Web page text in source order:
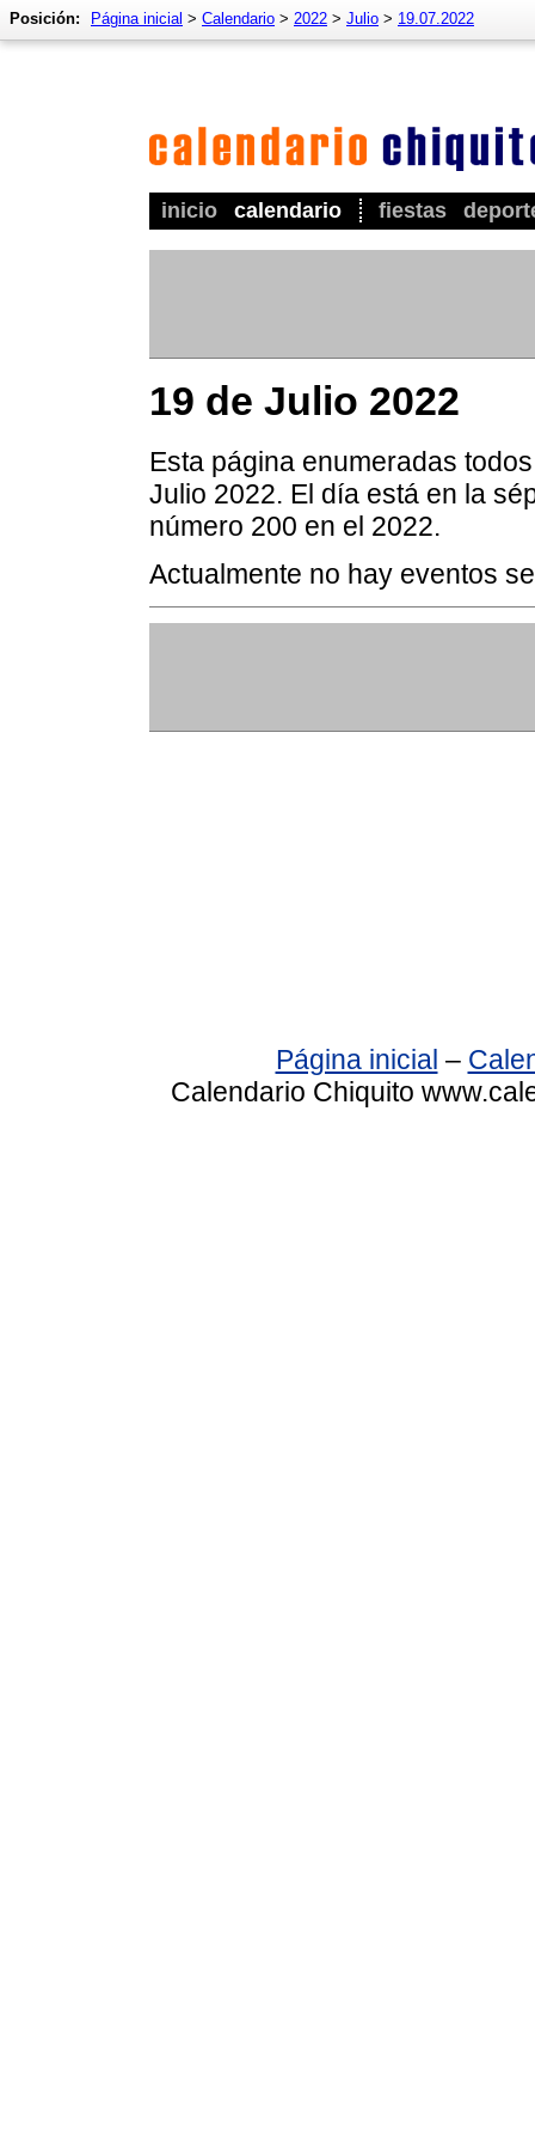
inicio calendario fiestas
Posición: Página inicial > Calendario > 2022 > Julio > 19.07.2022
19 de Julio 2022
Esta página enumeradas
Julio 2022. El día está en la
número 200 en el 2022.
Actualmente no hay eventos
Página inicial –
Calendario Chiquito